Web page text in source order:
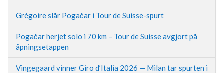
Grégoire slår Pogačar i Tour de Suisse-spurt
Pogačar herjet solo i 70 km – Tour de Suisse avgjort på
åpningsetappen
Vingegaard vinner Giro d’Italia 2026 — Milan tar spurten i